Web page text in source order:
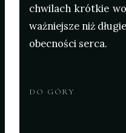
chwilach krótkie
ważniejsze niż
obecności serca.
DO GÓRY